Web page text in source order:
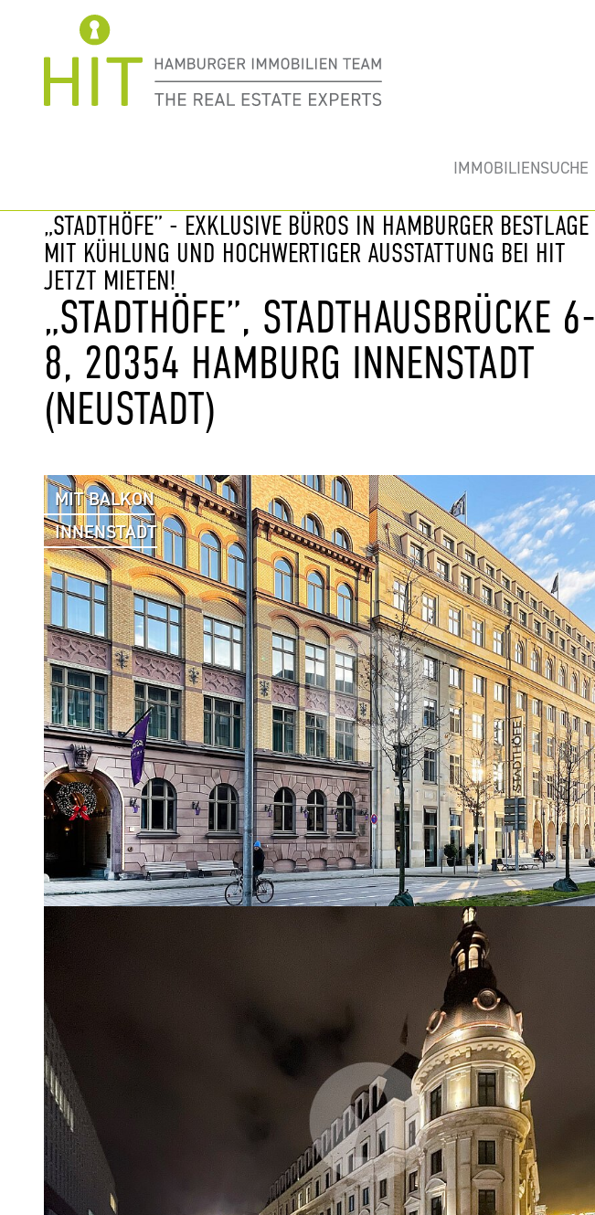
IMMOBILIENSUCHE
„STADTHÖFE” - EXKLUSIVE BÜROS IN HAMBURGER BESTLAGE
MIT KÜHLUNG UND HOCHWERTIGER AUSSTATTUNG BEI HIT
JETZT MIETEN!
„STADTHÖFE”, STADTHAUSBRÜCKE 6-
8, 20354 HAMBURG INNENSTADT
(NEUSTADT)
MIT BALKON
INNENSTADT